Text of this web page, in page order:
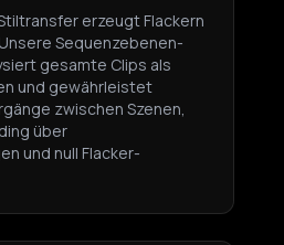
erzeugt Flackern
Sequenzebenen-
gesamte Clips als
und gewährleistet
zwischen Szenen,
über
und null Flacker-